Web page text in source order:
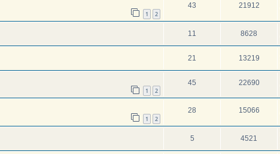
1 2
43 21912
11 8628
21 13219
1 2
45 22690
1 2
28 15066
5 4521